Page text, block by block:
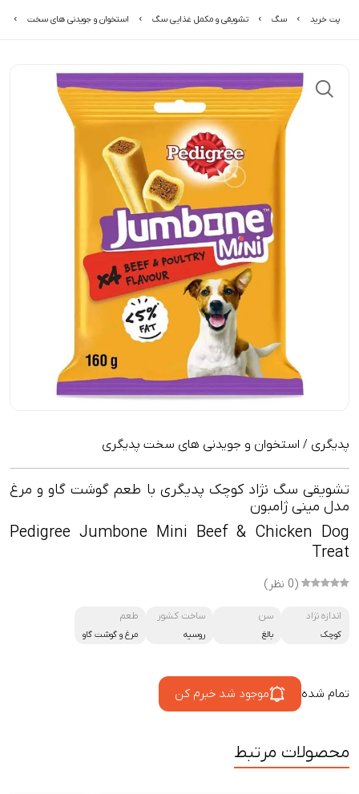
پت خرید سگ تشویقی و مکمل غذایی سگ استخوان و جویدنی های سخت
پدیگری / استخوان و جویدنی های سخت پدیگری
تشویقی سگ نژاد کوچک پدیگری با طعم گوشت گاو و مرغ
مدل مینی ژامبون
Pedigree Jumbone Mini Beef & Chicken Dog
Treat
(0 نظر)
اندازه نژاد
کوچک
سن
بالغ
ساخت کشور
روسیه
طعم
مرغ و گوشت گاو
تمام شده موجود شد خبرم کن
محصولات مرتبط